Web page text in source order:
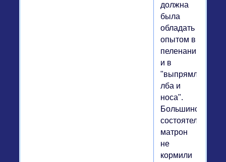
должна
была
обладать
опытом в
пеленании
и в
"выпрямлении
лба и
носа".
Большинство
состоятельных
матрон
не
кормили